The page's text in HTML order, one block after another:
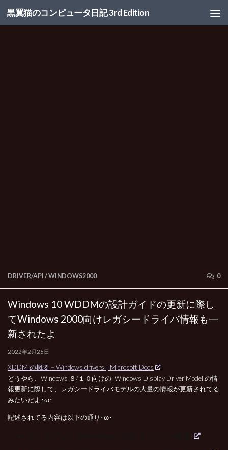
コンテンツへスキップ
黒翼猫のコンピュータ日記 3rd Edition
DRIVER/API /WINDOWS2000 0
Windows 10 WDDMの設計ガイドの更新に際し
てWindows 2000向けレガシードライバ情報も一
新されたよ
2022年2月25日
XDDM の概要 – Windows drivers | Microsoft Docs
どうやら、Windows ８/１０向けの Windows Display Driver Model の情
報更新に際して、レガシードライバモデルの大量の情報が更新されてる
みたいだよ･ω･
記述されてる内容は以下の通り･ω･